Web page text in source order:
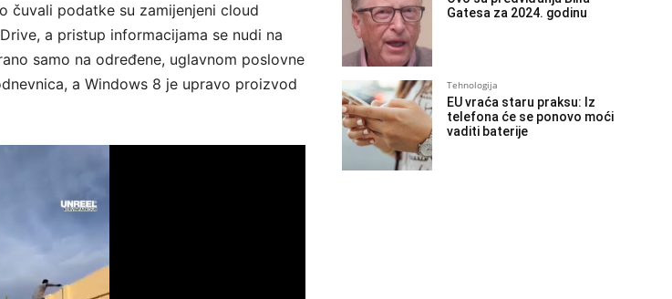
čuvali podatke su zamijenjeni cloud
a pristup informacijama se nudi na
samo na određene, uglavnom poslovne
a Windows 8 je upravo proizvod
Gatesa za 2024. godinu
Tehnologija
EU vraća staru praksu: Iz
telefona će se ponovo moći
vaditi baterije